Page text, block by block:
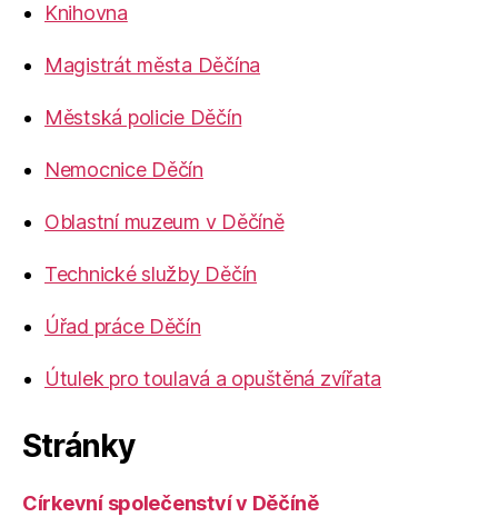
Knihovna
Magistrát města Děčína
Městská policie Děčín
Nemocnice Děčín
Oblastní muzeum v Děčíně
Technické služby Děčín
Úřad práce Děčín
Útulek pro toulavá a opuštěná zvířata
Stránky
Církevní společenství v Děčíně